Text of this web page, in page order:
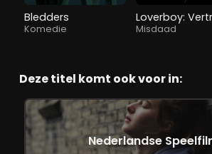
Bledders
Komedie Misdaad
Deze titel komt ook voor in:
Nederlandse